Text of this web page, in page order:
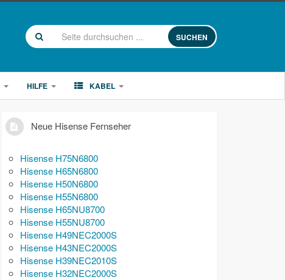
SUCHEN
HILFE KABEL
Neue Hisense Fernseher
Hisense H75N6800
Hisense H65N6800
Hisense H50N6800
Hisense H55N6800
Hisense H65NU8700
Hisense H55NU8700
Hisense H49NEC2000S
Hisense H43NEC2000S
Hisense H39NEC2010S
Hisense H32NEC2000S